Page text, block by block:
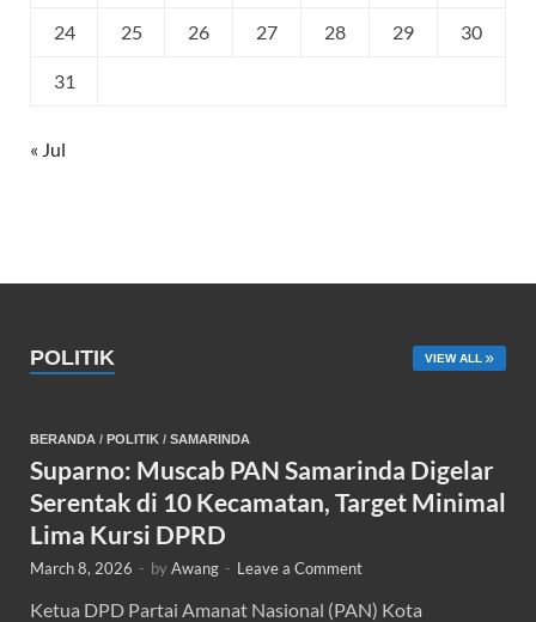
24 25 26 27 28 29 30
31
« Jul
POLITIK VIEW ALL
BERANDA / POLITIK / SAMARINDA
Suparno: Muscab PAN Samarinda Digelar
Serentak di 10 Kecamatan, Target Minimal
Lima Kursi DPRD
March 8, 2026 - byAwang - Leave a Comment
Ketua DPD Partai Amanat Nasional (PAN) Kota